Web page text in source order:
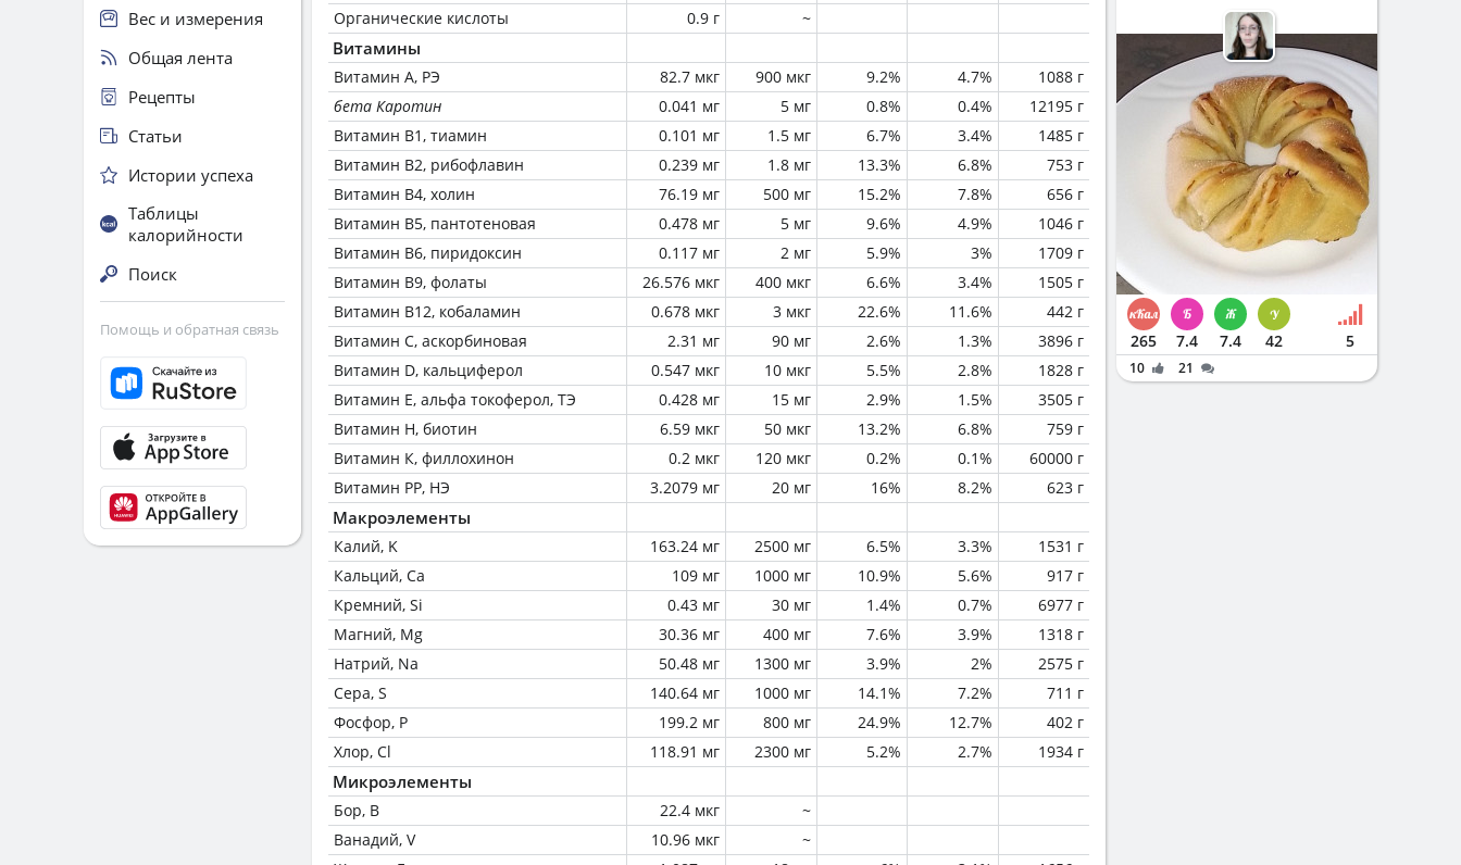
Органические кислоты
0.9 г ~
Витамины
Витамин А, РЭ 82.7 мкг 900 мкг 9.2% 4.7%
1088 г
бета Каротин
0.041 мг 5 мг 0.8% 0.4%
12195 г
Витамин В1, тиамин
0.101 мг 1.5 мг 6.7% 3.4%
1485 г
Витамин В2, рибофлавин
0.239 мг 1.8 мг 13.3% 6.8%
753 г
Витамин В4, холин
76.19 мг 500 мг 15.2% 7.8%
656 г
Витамин В5, пантотеновая
0.478 мг 5 мг 9.6% 4.9%
1046 г
Витамин В6, пиридоксин
0.117 мг 2 мг 5.9% 3%
1709 г
Витамин В9, фолаты
26.576 мкг 400 мкг 6.6% 3.4%
1505 г
Витамин В12, кобаламин
0.678 мкг 3 мкг 22.6% 11.6%
442 г
Витамин C, аскорбиновая
2.31 мг 90 мг 2.6% 1.3%
3896 г
Витамин D, кальциферол
0.547 мкг 10 мкг 5.5% 2.8%
1828 г
Витамин Е, альфа токоферол, ТЭ
0.428 мг 15 мг 2.9% 1.5%
3505 г
Витамин Н, биотин
6.59 мкг 50 мкг 13.2% 6.8%
759 г
Витамин К, филлохинон
0.2 мкг 120 мкг 0.2% 0.1%
60000 г
Витамин РР, НЭ
3.2079 мг 20 мг 16% 8.2% 623 г
Макроэлементы
Калий, K 163.24 мг 2500 мг 6.5% 3.3%
1531 г
Кальций, Ca
109 мг 1000 мг 10.9% 5.6%
917 г
Кремний, Si
0.43 мг 30 мг 1.4% 0.7%
6977 г
Магний, Mg
30.36 мг 400 мг 7.6% 3.9%
1318 г
Натрий, Na
50.48 мг 1300 мг 3.9% 2%
2575 г
Сера, S
140.64 мг 1000 мг 14.1% 7.2%
711 г
Фосфор, P
199.2 мг 800 мг 24.9% 12.7%
402 г
Хлор, Cl
118.91 мг 2300 мг 5.2% 2.7% 1934 г
Микроэлементы
Бор, B 22.4 мкг
~
Ванадий, V
10.96 мкг
~
Вес и измерения
Общая лента
Рецепты
Статьи
Истории успеха
Таблицы
калорийности
Поиск
Помощь и обратная связь
265 7.4 7.4 42 5
10 21